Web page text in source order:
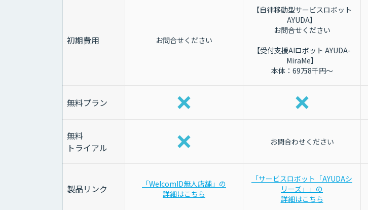
初期費用 お問合せください
【自律移動型サービスロボット
AYUDA】
お問合せください
【受付支援AIロボット AYUDA-
MiraMe】
本体：69万8千円～
無料プラン
無料
トライアル
お問合わせください
製品リンク
「WelcomID無人店舗」の
詳細はこちら
「サービスロボット「AYUDAシ
リーズ」」の
詳細はこちら